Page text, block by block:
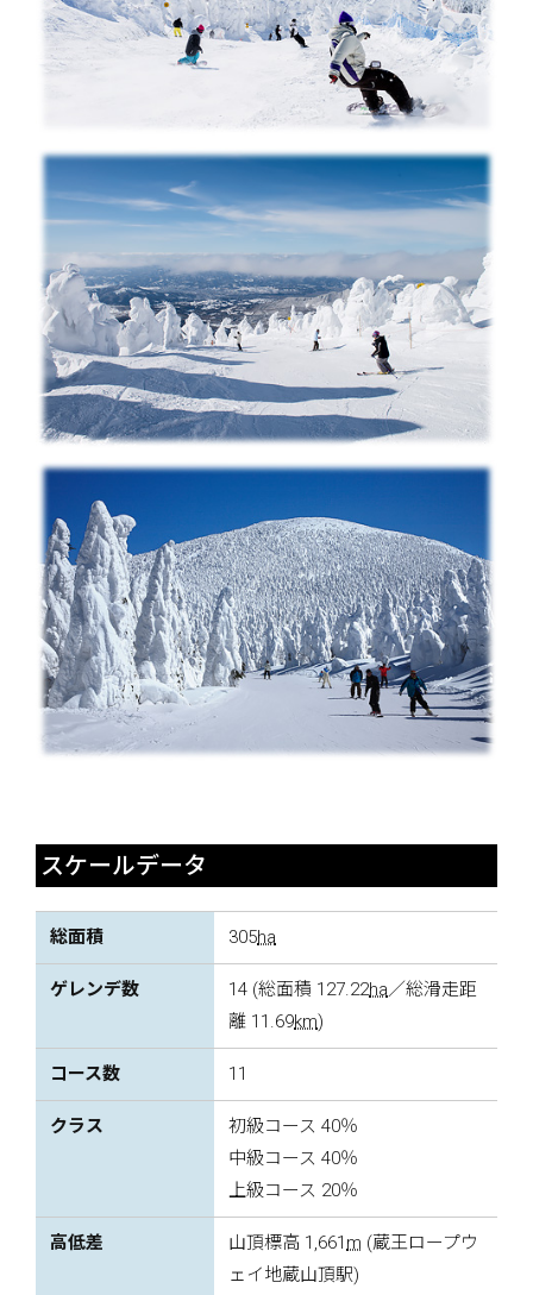
スケールデータ
総面積 305ha
ゲレンデ数 14 (総面積 127.22ha／総滑走距
離 11.69km)
コース数 11
クラス
初級コース 40％
中級コース 40％
上級コース 20％
高低差 山頂標高 1,661 m (蔵王ロープウ
ェイ地蔵山頂駅)